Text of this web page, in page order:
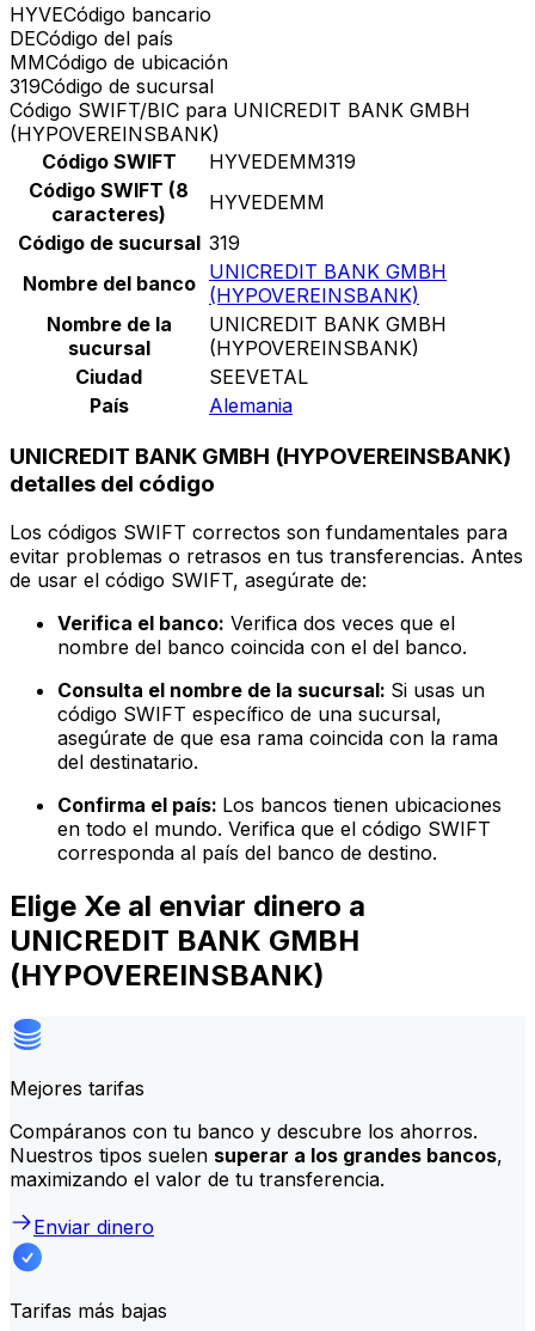
HYVECódigo bancario
DECódigo del país
MMCódigo de ubicación
319Código de sucursal
Código SWIFT/BIC para UNICREDIT BANK GMBH
(HYPOVEREINSBANK)
Código SWIFT
HYVEDEMM319
Código SWIFT (8
caracteres)
HYVEDEMM
Código de sucursal 319
Nombre del banco
UNICREDIT BANK GMBH
(HYPOVEREINSBANK)
Nombre de la
sucursal
UNICREDIT BANK GMBH
(HYPOVEREINSBANK)
Ciudad
SEEVETAL
País
Alemania
UNICREDIT BANK GMBH (HYPOVEREINSBANK)
detalles del código
Los códigos SWIFT correctos son fundamentales para
evitar problemas o retrasos en tus transferencias. Antes
de usar el código SWIFT, asegúrate de:
Verifica el banco: Verifica dos veces que el
nombre del banco coincida con el del banco.
Consulta el nombre de la sucursal: Si usas un
código SWIFT específico de una sucursal,
asegúrate de que esa rama coincida con la rama
del destinatario.
Confirma el país: Los bancos tienen ubicaciones
en todo el mundo. Verifica que el código SWIFT
corresponda al país del banco de destino.
Elige Xe al enviar dinero a
UNICREDIT BANK GMBH
(HYPOVEREINSBANK)
Mejores tarifas
Compáranos con tu banco y descubre los ahorros.
Nuestros tipos suelen superar a los grandes bancos,
maximizando el valor de tu transferencia.
Enviar dinero
Tarifas más bajas